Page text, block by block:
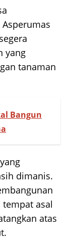
yang
tanaman
Bangun
dimanis.
asal
atas